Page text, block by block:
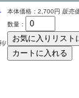
/
本体価格：2,700円 販売
数量：
お気に入りリスト
カートに入れる